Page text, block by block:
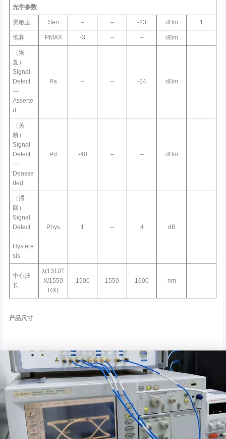
光学参数
灵敏度 Sen – – -23 dBm 1
饱和 PMAX -3 – – dBm
（恢
复）
Signal
Detect
—
Asserte
d
Pa – – -24 dBm
（关
断）
Signal
Detect
—
Deasse
rted
Pd -40 – – dBm
（滞
回）
Signal
Detect
—
Hystere
sis
Phys 1 – 4 dB
中心波
长
λ(1310T
X/1550
RX)
1500 1550 1600 nm
产品尺寸